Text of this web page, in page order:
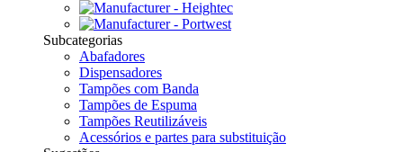
Subcategorias
Abafadores
Dispensadores
Tampões com Banda
Tampões de Espuma
Tampões Reutilizáveis
Acessórios e partes para substituição